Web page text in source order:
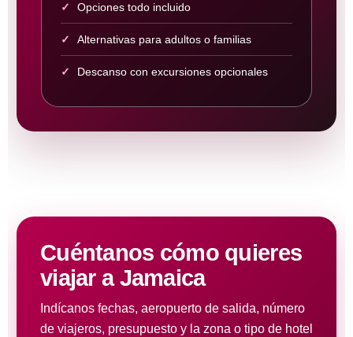
Opciones todo incluido
Alternativas para adultos o familias
Descanso con excursiones opcionales
Cuéntanos cómo quieres
viajar a Jamaica
Indícanos fechas, aeropuerto de salida, número
de viajeros, presupuesto y la zona o tipo de hotel